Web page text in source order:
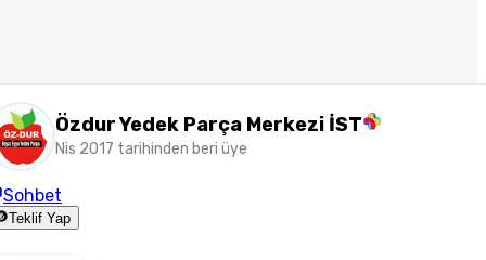
Özdur Yedek Parça Merkezi İST
Nis 2017 tarihinden beri üye
Sohbet
Teklif Yap